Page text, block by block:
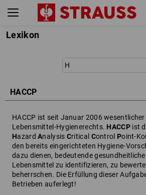
Lexikon
HACCP
HACCP ist seit Januar 2006
Lebensmittel-Hygienerechts. HACCPist
HazardAnalysis Critical Control Point-
den bereits eingerichteten Hygiene-
dazu dienen, bedeutende
Lebensmittel zu identifizieren, zu
beherrschen. Die Erfüllung dieser
Betrieben auferlegt!